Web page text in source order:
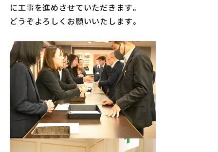
メンテナンス
お知らせ
公式Instagram
お問い合わせ
お電話でのお問い合わせ【受付時間】9:00〜17:00
053-445-4350
に工事を進めさせていただきます。
どうぞよろしくお願いいたします。